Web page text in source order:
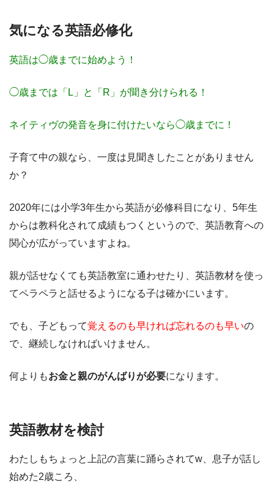
気になる英語必修化
英語は◯歳までに始めよう！
◯歳までは「L」と「R」が聞き分けられる！
ネイティヴの発音を身に付けたいなら◯歳までに！
子育て中の親なら、一度は見聞きしたことがありません
か？
2020年には小学3年生から英語が必修科目になり、5年生
からは教科化されて成績もつく というので、英語教育への
関心が広がっていますよね。
親が話せなくても英語教室に通わせたり、英語教材を使っ
てペラペラと話せるようになる子は確かにいます。
でも、子どもって覚えるのも早ければ忘れるのも早いの
で、継続しなければいけません。
何よりもお金と親のがんばりが必要になります。
英語教材を検討
わたしもちょっと上記の言葉に踊らされてw、息子が話し
始めた2歳ころ、